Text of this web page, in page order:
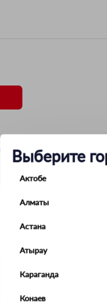
Выберите
Актобе
Алматы
Астана
Атырау
Караганда
Конаев
(806lm